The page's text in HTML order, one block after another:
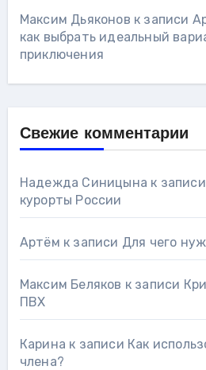
Максим Дьяконов к записи
как выбрать идеальный
приключения
Свежие комментарии
Надежда Синицына к записи
курорты России
Артём к записи Для чего
Максим Беляков к записи
ПВХ
Карина к записи Как
члена?